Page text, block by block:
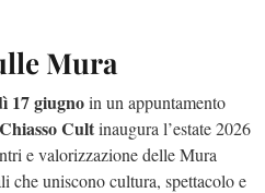
Mura
17 giugnoin un appuntamento
Chiasso Cultinaugura l’estate 2026
e valorizzazione delle Mura
che uniscono cultura, spettacolo e